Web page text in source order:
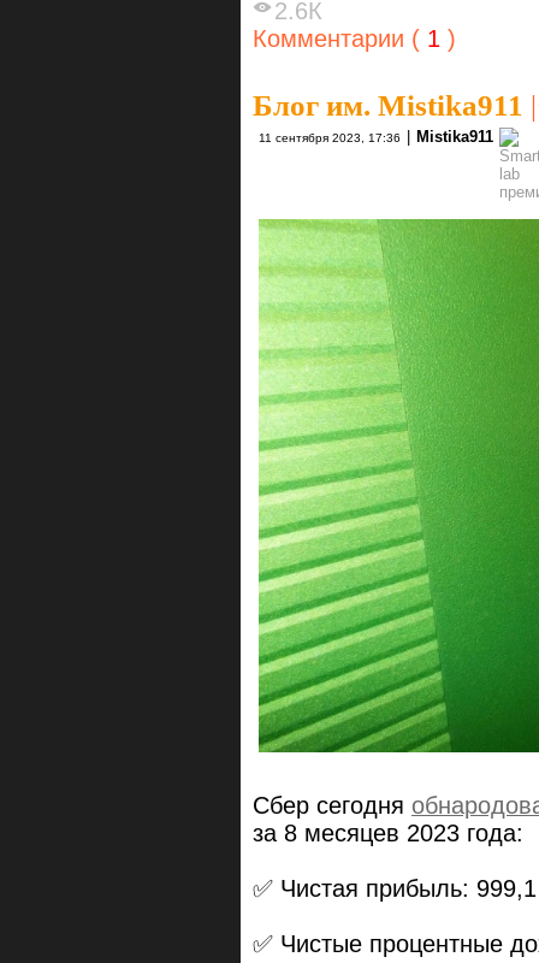
2.6К
Комментарии ( 1 )
Блог им. Mistika911 |
11 сентября 2023, 17:36 Mistika911
Сбер сегодня
за 8 месяцев 2023 года:
✅ Чистая прибыль:
✅ Чистые процентные